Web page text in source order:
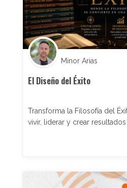
Minor Arias
El Diseño del Éxito
Transforma la Filosofía del
vivir, liderar y crear resultados